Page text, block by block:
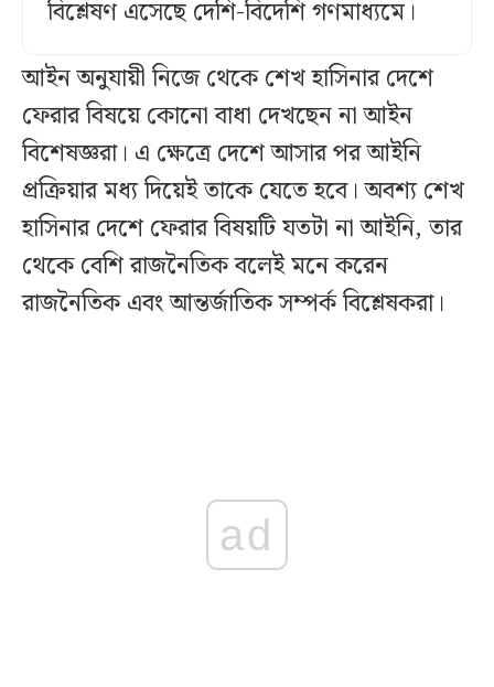
বিশ্লেষণ এসেছে দেশি-বিদেশি গণমাধ্যমে।
আইন অনুযায়ী নিজে থেকে শেখ হাসিনার দেশে
ফেরার বিষয়ে কোনো বাধা দেখছেন না আইন
বিশেষজ্ঞরা। এ ক্ষেত্রে দেশে আসার পর আইনি
প্রক্রিয়ার মধ্য দিয়েই তাকে যেতে হবে। অবশ্য শেখ
হাসিনার দেশে ফেরার বিষয়টি যতটা না আইনি, তার
থেকে বেশি রাজনৈতিক বলেই মনে করেন
রাজনৈতিক এবং আন্তর্জাতিক সম্পর্ক বিশ্লেষকরা।
ad